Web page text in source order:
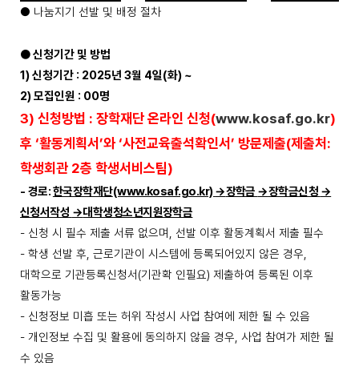
● 나눔지기 선발 및 배정 절차
●신청기간 및 방법
1)신청기간 : 2025년 3월 4일(화) ~
2)모집인원 : 00명
3) 신청방법 : 장학재단 온라인 신청(www.kosaf.go.kr)
후 ‘활동계획서 ’와‘사전교육출석확인서 ’ 방문제출(제출처 :
학생회관 2층 학생서비스팀)
- 경로:한국장학재단(www.kosaf.go.kr)→장학금 →장학금신청 →
신청서작성 →대학생청소년지원장학금
- 신청 시 필수 제출 서류 없으며, 선발 이후 활동계획서 제출 필수
- 학생 선발 후, 근로기관이 시스템에 등록되어있지 않은 경우,
대학으로 기관등록신청서(기관확 인필요) 제출하여 등록된 이후
활동가능
- 신청정보 미흡 또는 허위 작성시 사업 참여에 제한 될 수 있음
- 개인정보 수집 및 활용에 동의하지 않을 경우, 사업 참여가 제한 될
수 있음